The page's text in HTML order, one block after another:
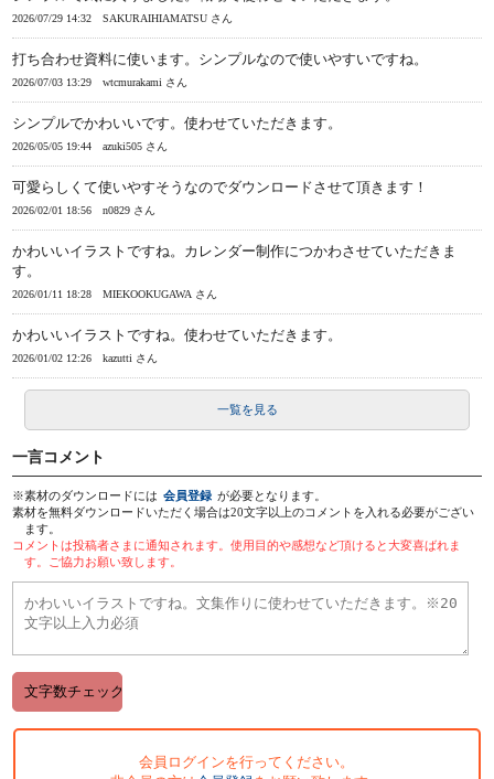
2026/07/29 14:32 SAKURAIHIAMATSU さん
打ち合わせ資料に使います。シンプルなので使いやすいですね。
2026/07/03 13:29 wtcmurakami さん
シンプルでかわいいです。使わせていただきます。
2026/05/05 19:44 azuki505 さん
可愛らしくて使いやすそうなのでダウンロードさせて頂きます！
2026/02/01 18:56 n0829 さん
かわいいイラストですね。カレンダー制作につかわさせていただきま
す。
2026/01/11 18:28 MIEKOOKUGAWA さん
かわいいイラストですね。使わせていただきます。
2026/01/02 12:26 kazutti さん
一覧を見る
一言コメント
※素材のダウンロードには 会員登録 が必要となります。
素材を無料ダウンロードいただく場合は20文字以上のコメントを入れる必要がござい
ます。
コメントは投稿者さまに通知されます。使用目的や感想など頂けると大変喜ばれま
す。ご協力お願い致します。
会員ログインを行ってください。